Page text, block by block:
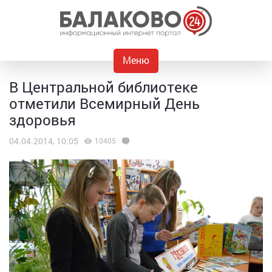
Меню
В Центральной библиотеке
отметили Всемирный День
здоровья
04.04.2014, 10:05 10405